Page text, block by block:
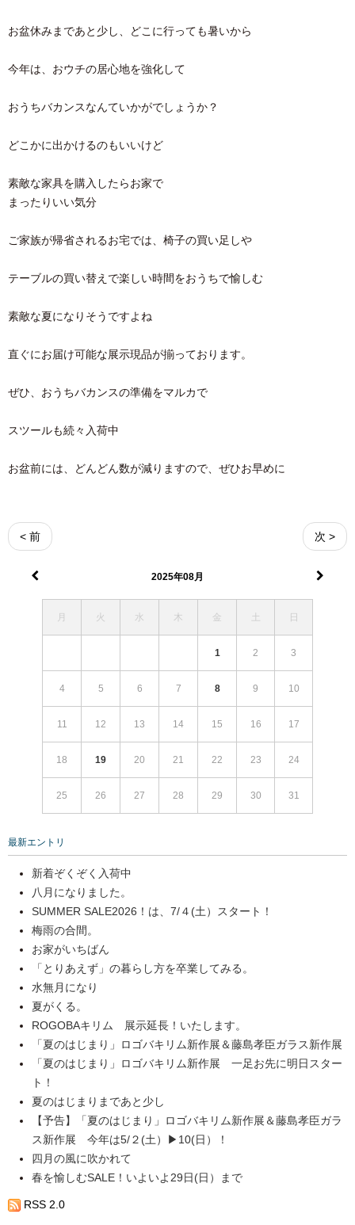
お盆休みまであと少し、どこに行っても暑いから
今年は、おウチの居心地を強化して
おうちバカンスなんていかがでしょうか？
どこかに出かけるのもいいけど
素敵な家具を購入したらお家で
まったりいい気分
ご家族が帰省されるお宅では、椅子の買い足しや
テーブルの買い替えで楽しい時間をおうちで愉しむ
素敵な夏になりそうですよね
直ぐにお届け可能な展示現品が揃っております。
ぜひ、おうちバカンスの準備をマルカで
スツールも続々入荷中
お盆前には、どんどん数が減りますので、ぜひお早めに
< 前 次 >
2025年08月
月 火 水 木 金 土 日
1 2 3
4 5 6 7 8 9 10
11 12 13 14 15 16 17
18 19 20 21 22 23 24
25 26 27 28 29 30 31
最新エントリ
新着ぞくぞく入荷中
八月になりました。
SUMMER SALE2026！は、7/４(土）スタート！
梅雨の合間。
お家がいちばん
「とりあえず」の暮らし方を卒業してみる。
水無月になり
夏がくる。
ROGOBAキリム 展示延長！いたします。
「夏のはじまり」ロゴバキリム新作展＆藤島孝臣ガラス新作展
「夏のはじまり」ロゴバキリム新作展 一足お先に明日スター
ト！
夏のはじまりまであと少し
【予告】「夏のはじまり」ロゴバキリム新作展＆藤島孝臣ガラ
ス新作展 今年は5/２(土）▶10(日）！
四月の風に吹かれて
春を愉しむSALE！いよいよ29日(日）まで
RSS 2.0